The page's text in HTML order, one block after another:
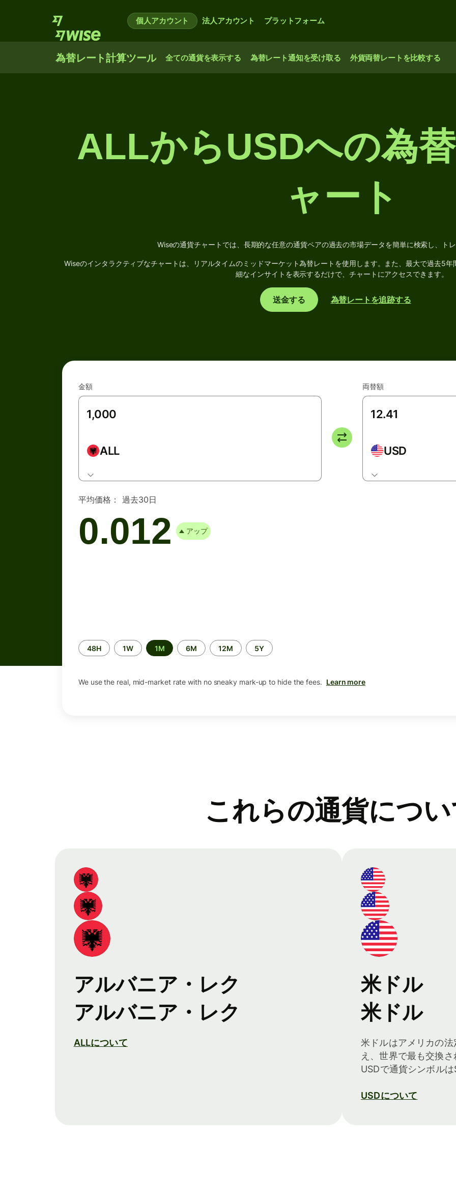
個人アカウント 法人アカウント プラットフォーム
為替レート計算ツール 全ての通貨を表示する 為替レート通知を受け取る 外貨両替レートを比較する
ALLからUSDへの為
ャート
Wiseの通貨チャートでは、長期的な任意の通貨ペアの過去の市場データを簡単に検索し、ト
Wiseのインタラクティブなチャートは、リアルタイムのミッドマーケット為替レートを使用します。また、最大で過去5
細なインサイトを表示するだけで、チャートにアクセスできます。
送金する 為替レートを追跡する
金額
ALL
両替額
USD
平均価格： 過去30日
0.012 アップ
Time
period
48H 1W 1M 6M 12M 5Y
We use the real, mid-market rate with no sneaky mark-up to hide the fees. Learn more
これらの通貨につ
アルバニア・レク
アルバニア・レク
ALLについて
米ドル
米ドル
米ドルはアメリカの
え、世界で最も交換
USDで通貨シンボル
USDについて